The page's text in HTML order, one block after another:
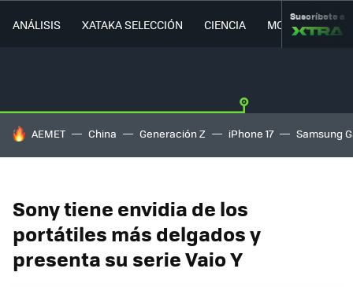
ANÁLISIS XATAKA SELECCIÓN CIENCIA MOVILIDAD
Suscríbete a
HOY SE HABLA DE
AEMET China Generación Z iPhone 17 Samsung
Sony tiene envidia de los
portátiles más delgados y
presenta su serie Vaio Y